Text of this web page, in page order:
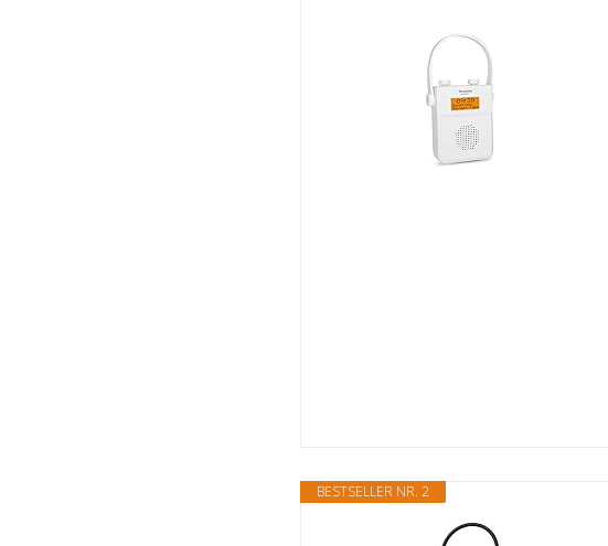
BESTSELLER NR. 2